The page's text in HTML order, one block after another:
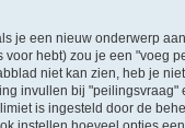
je een nieuw onderwerp
hebt) zou je een "voeg
niet kan zien, heb je
invullen bij
is ingesteld door de